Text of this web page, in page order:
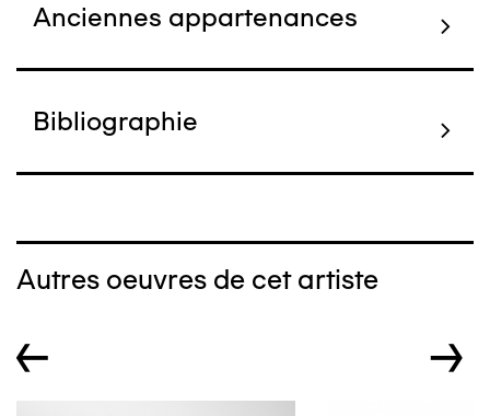
Anciennes appartenances
Bibliographie
Autres oeuvres de cet artiste
← →